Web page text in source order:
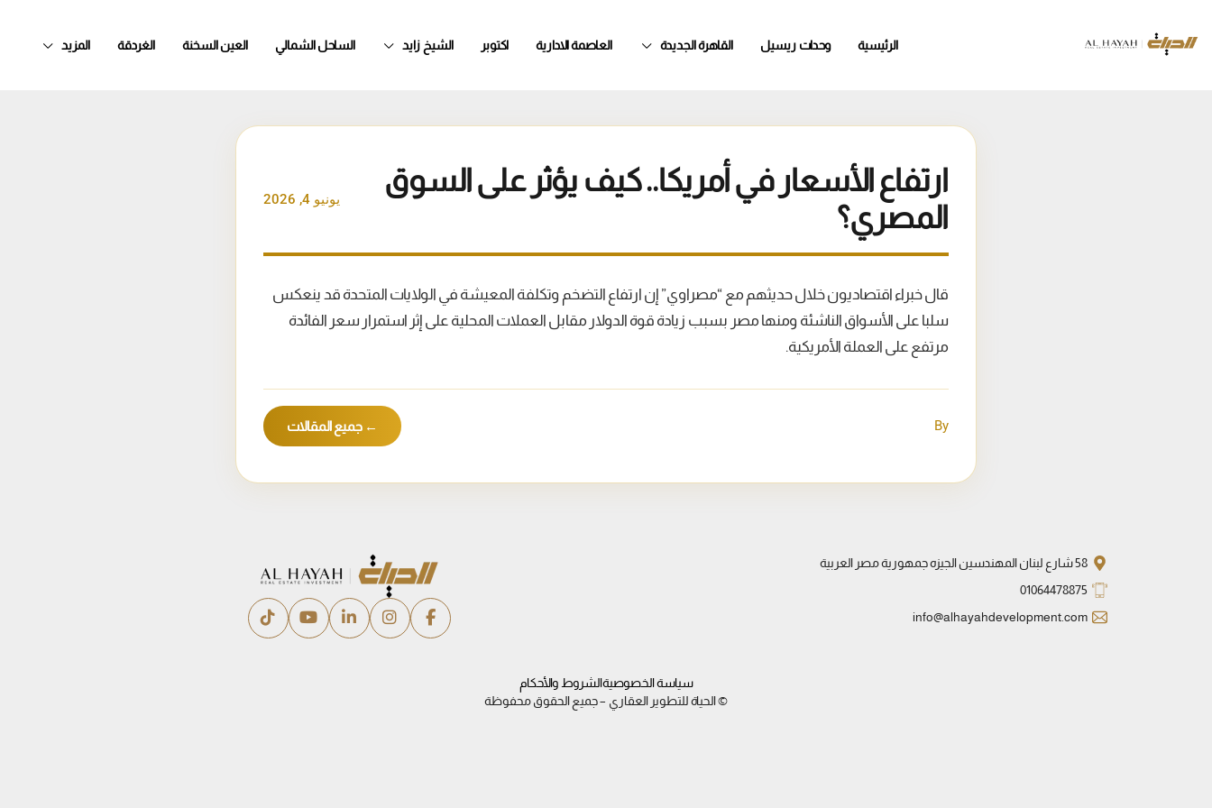
الرئيسية وحدات ريسيل القاهرة الجديدة العاصمة الادارية اكتوبر الشيخ زايد الساحل الشمالي العين السخنة الغردقة المزيد
ارتفاع الأسعار في أمريكا.. كيف يؤثر على السوق
المصري؟
يونيو 4, 2026
قال خبراء اقتصاديون خلال حديثهم مع “مصراوي” إن ارتفاع التضخم وتكلفة المعيشة في الولايات المتحدة قد ينعكس
سلبا على الأسواق الناشئة ومنها مصر بسبب زيادة قوة الدولار مقابل العملات المحلية على إثر استمرار سعر الفائدة
مرتفع على العملة الأمريكية.
By ← جميع المقالات
58 شارع لبنان المهندسين الجيزه جمهورية مصر العربية
01064478875
info@alhayahdevelopment.com
سياسة الخصوصيةالشروط والأحكام
© الحياة للتطوير العقاري – جميع الحقوق محفوظة